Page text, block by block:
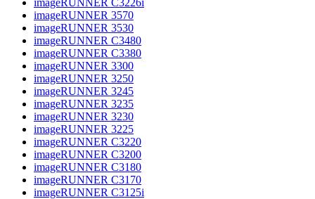
imageRUNNER 3570
imageRUNNER 3530
imageRUNNER C3480
imageRUNNER C3380
imageRUNNER 3300
imageRUNNER 3250
imageRUNNER 3245
imageRUNNER 3235
imageRUNNER 3230
imageRUNNER 3225
imageRUNNER C3220
imageRUNNER C3200
imageRUNNER C3180
imageRUNNER C3170
imageRUNNER C3125i